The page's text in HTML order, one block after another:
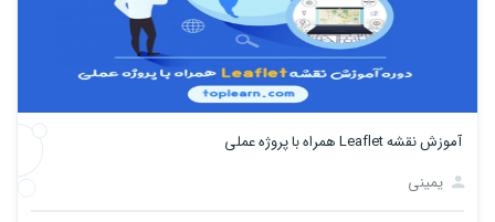
آموزش نقشه Leaflet همراه با پروژه عملی
یمینی